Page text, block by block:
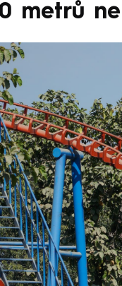
metrů